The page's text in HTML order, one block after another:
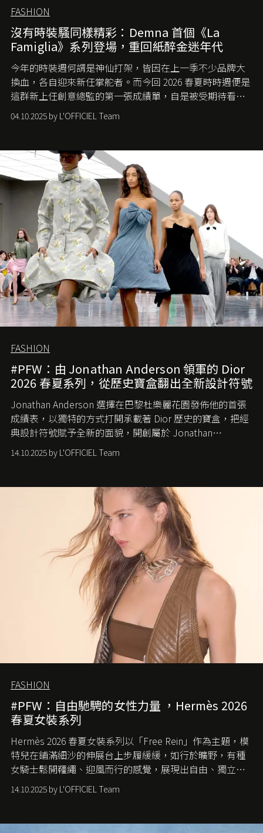
FASHION
沒有時裝騷同樣精彩：Demna 首個《La
Famiglia》系列登場，重回紙醉金迷年代
今年的時裝週何謂是神仙打架，皆因在上一季不少品牌大
換血，各自迎來新任掌舵者。而今回 2026 春夏時時週便是
這群新上任創意總監的第一張成績單，自是被受期待看他
們如何各顯神通。意大利老牌 Gucci 在過去幾個季度業績
難已救回，開雲集團任命成功曾翻轉 Balenciaga 的愛將
團市值一日蒸發 30 億美元，大眾擔心走得太前的 Demna
會忽略品牌的美學基礎，最後變成三不像。而從剛剛推出
的首作所造成的話題及關注度，我們便知道 Demna 沒這麼
簡單，一個嶄新的 Gucci 時代已經展開！
04.10.2025 by L'OFFICIEL Team
FASHION
#PFW：由 Jonathan Anderson 領軍的 Dior
2026 春夏系列，從歷史寶盒翻出全新設計符號
Jonathan Anderson 選擇在巴黎杜樂麗花園發佈他的首張
成績表，以獨特的方式打開承載著 Dior 歷史的寶盒，把經
典設計符號賦予全新的面貌，開創屬於 Jonathan
Anderson 的 Dior 時代。
14.10.2025 by L'OFFICIEL Team
FASHION
#PFW：自由馳騁的女性力量 ，Hermès 2026
春夏女裝系列
Hermès 2026 春夏女裝系列以「Free Rein」作為主題，模
特兒在鋪滿細沙的伸展台上步履緩緩，如行於曠野，有種
女騎士鬆開韁繩、迎風而行的感覺，展現出自由、獨立與
從容的態度。
14.10.2025 by L'OFFICIEL Team